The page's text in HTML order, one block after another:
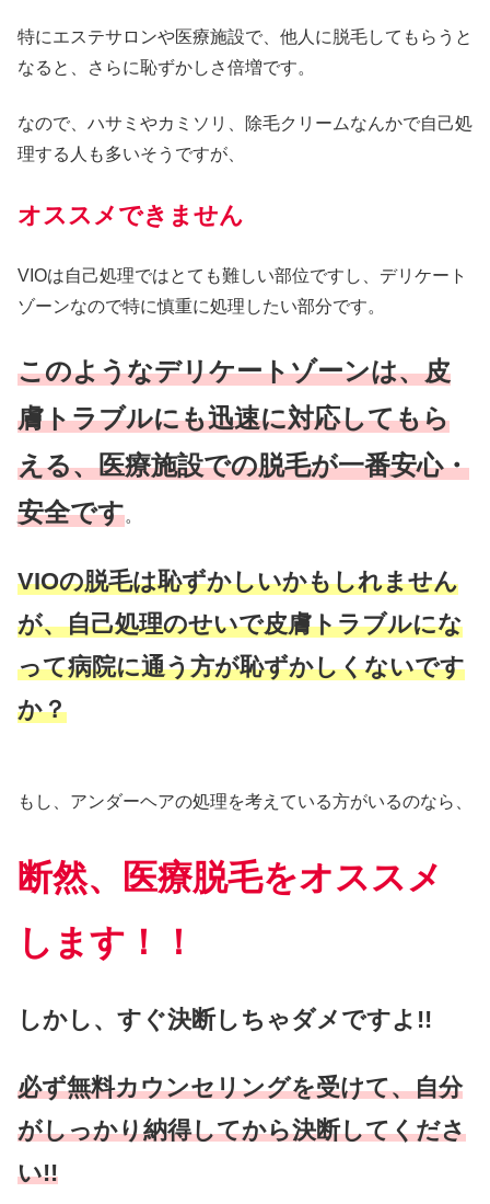
特にエステサロンや医療施設で、他人に脱毛してもらうと
なると、さらに恥ずかしさ倍増です。
なので、ハサミやカミソリ、除毛クリームなんかで自己処
理する人も多いそうですが、
オススメできません
VIOは自己処理ではとても難しい部位ですし、デリケート
ゾーンなので特に慎重に処理したい部分です。
このようなデリケートゾーンは、皮
膚トラブルにも迅速に対応してもら
える、医療施設での脱毛が一番安心・
安全です。
VIOの脱毛は恥ずかしいかもしれません
が、自己処理のせいで皮膚トラブルにな
って病院に通う方が恥ずかしくないです
か？
もし、アンダーヘアの処理を考えている方がいるのなら、
断然、
医療脱毛をオススメ
します！！
しかし、すぐ決断しちゃダメですよ!!
必ず無料カウンセリングを受けて、自分
がしっかり納得してから決断してくださ
い!!